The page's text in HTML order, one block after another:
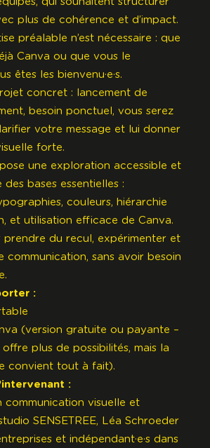
plus de cohérence et d’impact.
préalable n’est nécessaire : que
Canva ou que vous le
êtes les bienvenu·e·s.
concret : lancement de
besoin ponctuel, vous serez
votre message et lui donner
forte.
une exploration accessible et
bases essentielles :
couleurs, hiérarchie
et utilisation efficace de Canva.
prendre du recul, expérimenter et
sans avoir besoin
:
(version gratuite ou payante –
plus de possibilités, mais la
convient tout à fait).
:
communication visuelle et
SENSETREE, Léa Schroeder
et indépendant·e·s dans